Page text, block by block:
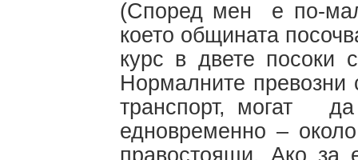
(Според мен е по-
което общината
курс в двете
Нормалните превозни
транспорт, могат да
едновременно –